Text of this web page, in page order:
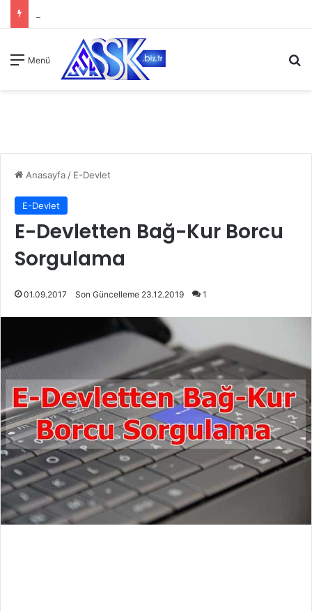
Menü
Anasayfa / E-Devlet
E-Devlet
E-Devletten Bağ-Kur Borcu
Sorgulama
01.09.2017 Son Güncelleme 23.12.2019 1